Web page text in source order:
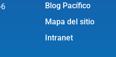
Blog Pacífico
Mapa del sitio
Intranet